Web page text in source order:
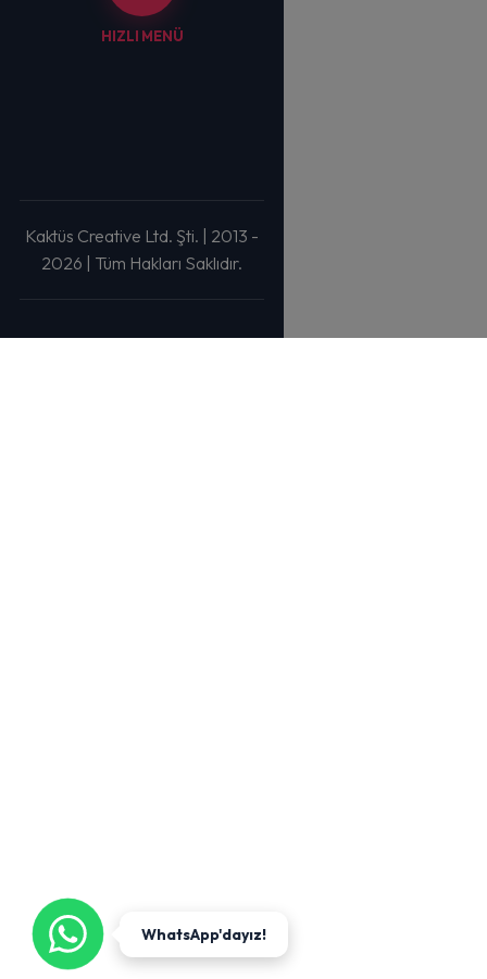
HIZLI MENÜ
Kaktüs Creative Ltd. Şti. | 2013 -
2026 | Tüm Hakları Saklıdır.
WhatsApp'dayız!